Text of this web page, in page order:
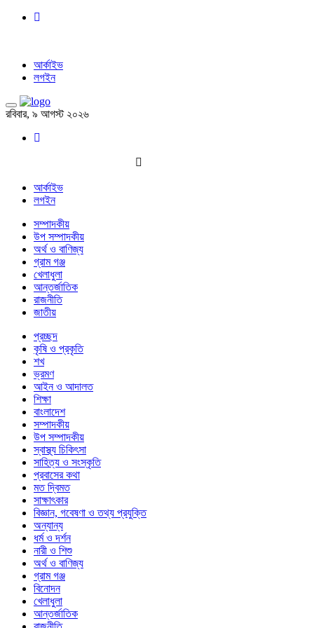
আর্কাইভ
লগইন
রবিবার, ৯ আগস্ট ২০২৬
আর্কাইভ
লগইন
সম্পাদকীয়
উপ সম্পাদকীয়
অর্থ ও বাণিজ্য
গ্রাম গঞ্জ
খেলাধুলা
আন্তর্জাতিক
রাজনীতি
জাতীয়
প্রচ্ছদ
কৃষি ও প্রকৃতি
শখ
ভ্রমণ
আইন ও আদালত
শিক্ষা
বাংলাদেশ
সম্পাদকীয়
উপ সম্পাদকীয়
স্বাস্থ্য চিকিৎসা
সাহিত্য ও সংস্কৃতি
প্রবাসের কথা
মত দ্বিমত
সাক্ষাৎকার
বিজ্ঞান, গবেষণা ও তথ্য প্রযুক্তি
অন্যান্য
ধর্ম ও দর্শন
নারী ও শিশু
অর্থ ও বাণিজ্য
গ্রাম গঞ্জ
বিনোদন
খেলাধুলা
আন্তর্জাতিক